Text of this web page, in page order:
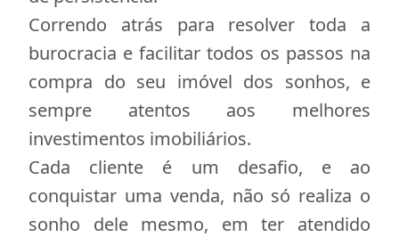
Correndo atrás para resolver toda a
burocracia e facilitar todos os passos na
compra do seu imóvel dos sonhos, e
sempre atentos aos melhores
investimentos imobiliários.
Cada cliente é um desafio, e ao
conquistar uma venda, não só realiza o
sonho dele mesmo, em ter atendido